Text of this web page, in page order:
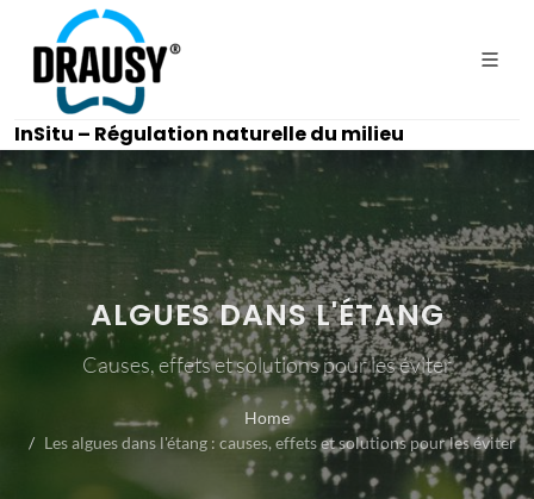
InSitu – Régulation naturelle du milieu
ALGUES DANS L'ÉTANG
Causes, effets et solutions pour les éviter
Home
Les algues dans l'étang : causes, effets et solutions pour les éviter